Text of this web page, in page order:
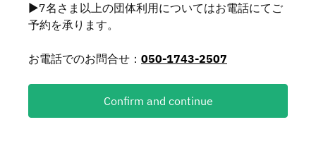
▶︎7名さま以上の団体利用についてはお電話にてご
予約を承ります。
お電話でのお問合せ： 050-1743-2507
Confirm and continue